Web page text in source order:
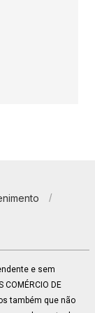
e sem
DE
também que não